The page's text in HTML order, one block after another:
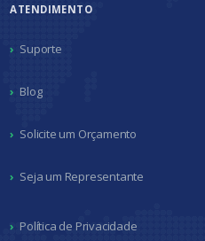
ATENDIMENTO
Suporte
Blog
Solicite um Orçamento
Seja um Representante
Política de Privacidade